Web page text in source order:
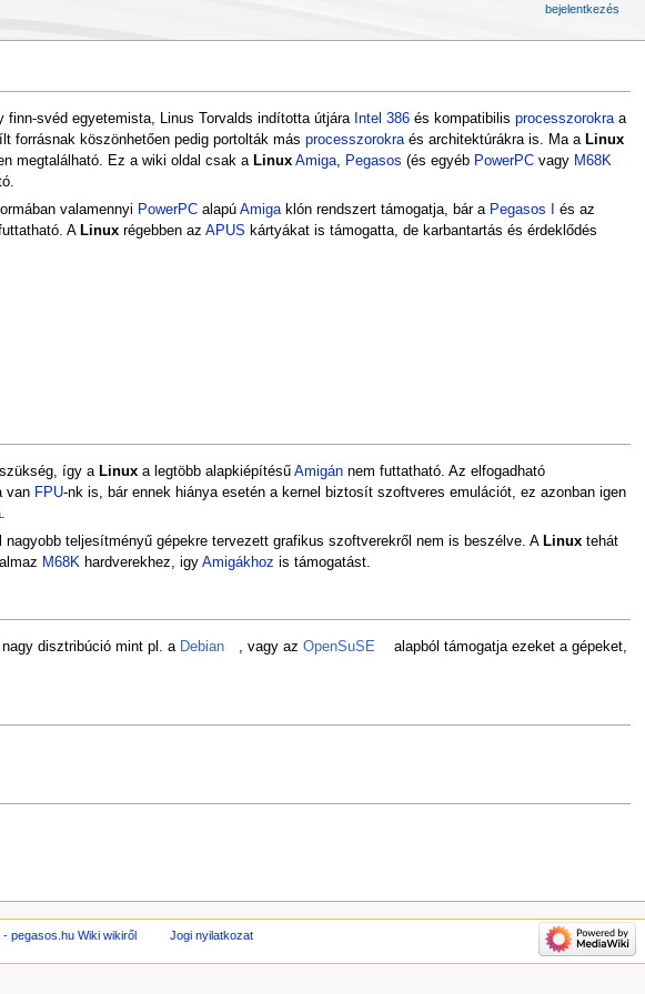
finn-svéd egyetemista, Linus Torvalds indította útjára Intel 386és kompatibilis processzorokraa
forrásnak köszönhetően pedig portolták más processzorokraés architektúrákra is. Ma a Linux
megtalálható. Ez a wiki oldal csak a Linux Amiga, Pegasos (és egyéb PowerPCvagy M68K
valamennyi PowerPCalapú Amigaklón rendszert támogatja, bár a Pegasos I
és az
A Linuxrégebben az APUS kártyákat is támogatta, de karbantartás és érdeklődés
így a Linuxa legtöbb alapkiépítésű Amigánnem futtatható. Az elfogadható
van FPU-nk is, bár ennek hiánya esetén a kernel biztosít szoftveres emulációt, ez azonban igen
teljesítményű gépekre tervezett grafikus szoftverekről nem is beszélve. A Linuxtehát
M68Khardverekhez, igy Amigákhoz is támogatást.
disztribúció mint pl. a Debian , vagy az OpenSuSE
alapból támogatja ezeket a gépeket,
bejelentkezés
pegasos.hu Wiki wikiről Jogi nyilatkozat